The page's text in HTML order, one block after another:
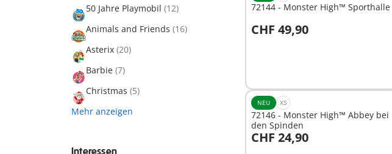
50 Jahre Playmobil (12)
Animals and Friends (16)
Asterix (20)
Barbie (7)
Christmas (5)
Mehr anzeigen
Interessen
72144 - Monster High™ Sporthalle
CHF 49,90
In den Warenkorb
NEU XS
72146 - Monster High™ Abbey bei
den Spinden
CHF 24,90
In den Warenkorb